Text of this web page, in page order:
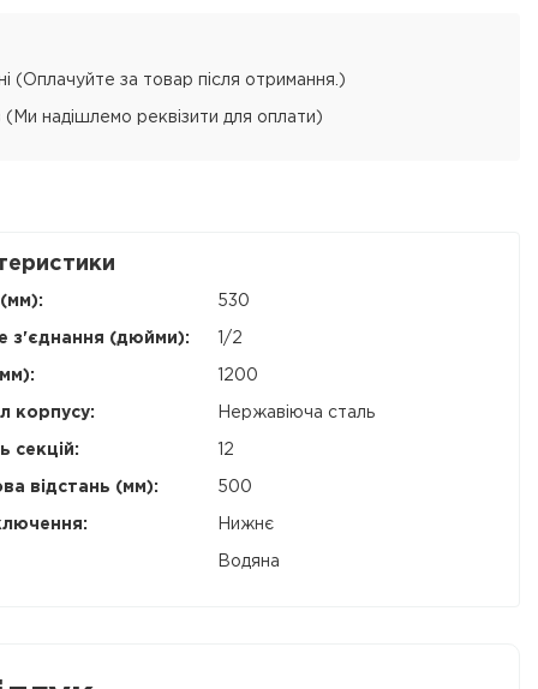
(Оплачуйте за товар після отримання.)
(Ми надішлемо реквізити для оплати)
530
з'єднання (дюйми): 1/2
1200
корпусу: Нержавіюча сталь
секцій: 12
відстань (мм): 500
Нижнє
Водяна